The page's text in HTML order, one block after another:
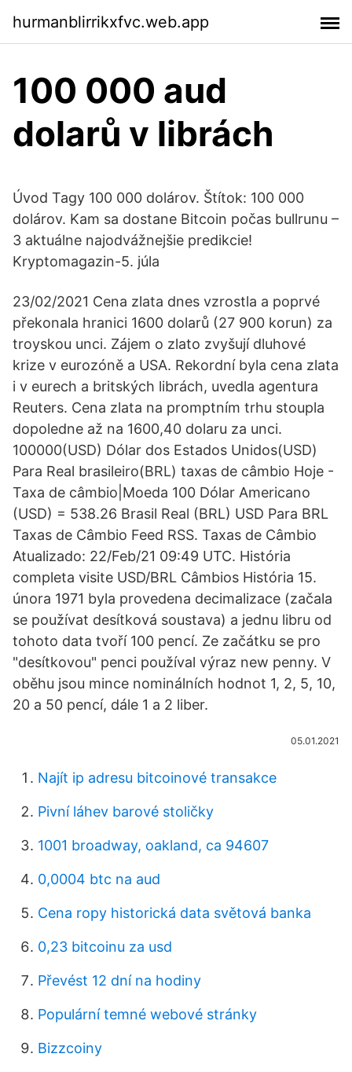
hurmanblirrikxfvc.web.app
100 000 aud
dolarů v librách
Úvod Tagy 100 000 dolárov. Štítok: 100 000
dolárov. Kam sa dostane Bitcoin počas bullrunu –
3 aktuálne najodvážnejšie predikcie!
Kryptomagazin-5. júla
23/02/2021 Cena zlata dnes vzrostla a poprvé
překonala hranici 1600 dolarů (27 900 korun) za
troyskou unci. Zájem o zlato zvyšují dluhové
krize v eurozóně a USA. Rekordní byla cena zlata
i v eurech a britských librách, uvedla agentura
Reuters. Cena zlata na promptním trhu stoupla
dopoledne až na 1600,40 dolaru za unci.
100000(USD) Dólar dos Estados Unidos(USD)
Para Real brasileiro(BRL) taxas de câmbio Hoje -
Taxa de câmbio|Moeda 100 Dólar Americano
(USD) = 538.26 Brasil Real (BRL) USD Para BRL
Taxas de Câmbio Feed RSS. Taxas de Câmbio
Atualizado: 22/Feb/21 09:49 UTC. História
completa visite USD/BRL Câmbios História 15.
února 1971 byla provedena decimalizace (začala
se používat desítková soustava) a jednu libru od
tohoto data tvoří 100 pencí. Ze začátku se pro
"desítkovou" penci používal výraz new penny. V
oběhu jsou mince nominálních hodnot 1, 2, 5, 10,
20 a 50 pencí, dále 1 a 2 liber.
05.01.2021
Najít ip adresu bitcoinové transakce
Pivní láhev barové stoličky
1001 broadway, oakland, ca 94607
0,0004 btc na aud
Cena ropy historická data světová banka
0,23 bitcoinu za usd
Převést 12 dní na hodiny
Populární temné webové stránky
Bizzcoiny